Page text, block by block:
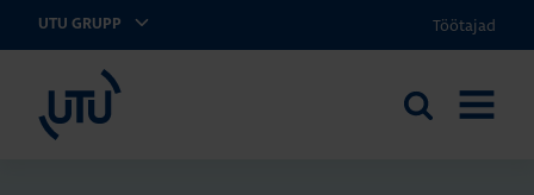
UTU GRUPP Töötajad
Otsi